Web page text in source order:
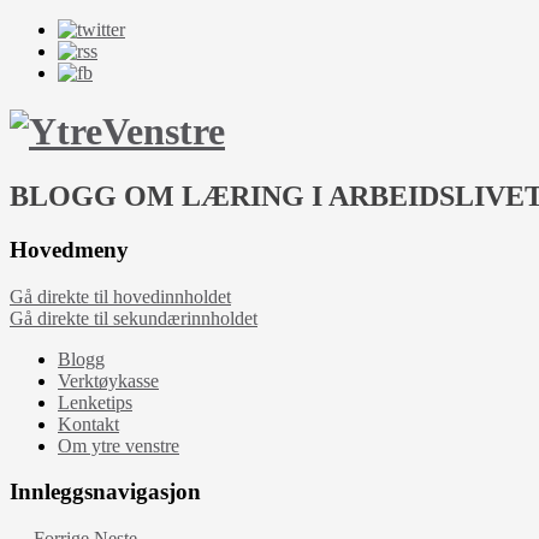
BLOGG OM LÆRING I
Hovedmeny
Gå direkte til hovedinnholdet
Gå direkte til sekundærinnholdet
Blogg
Verktøykasse
Lenketips
Kontakt
Om ytre venstre
Innleggsnavigasjon